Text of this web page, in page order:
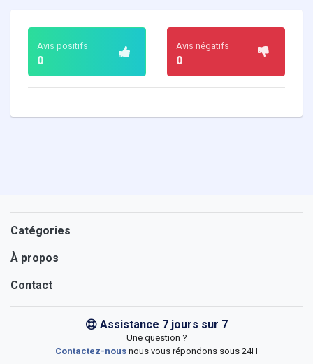
Avis positifs
0
Avis négatifs
0
Catégories
À propos
Contact
Assistance 7 jours sur 7
Une question ?
Contactez-nous nous vous répondons sous 24H